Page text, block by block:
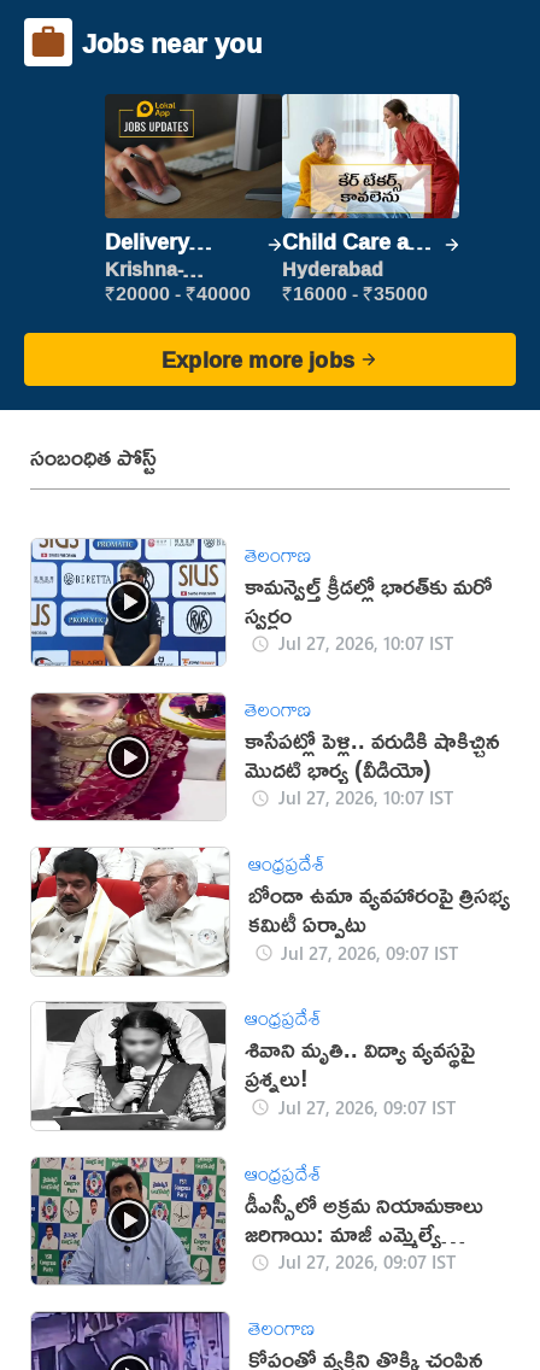
Jobs near you
Delivery
Executive
Krishna-
vijayawada
₹20000 - ₹40000
Child Care and
Patient care
Hyderabad
₹16000 - ₹35000
Explore more jobs
సంబంధిత పోస్ట్
తెలంగాణ
కామన్వెల్త్ క్రీడల్లో భారత్‌కు మరో
స్వర్ణం
Jul 27, 2026, 10:07 IST
తెలంగాణ
కాసేపట్లో పెళ్లి.. వరుడికి షాకిచ్చిన
మొదటి భార్య (వీడియో)
Jul 27, 2026, 10:07 IST
ఆంధ్రప్రదేశ్
బోండా ఉమా వ్యవహారంపై త్రిసభ్య
కమిటీ ఏర్పాటు
Jul 27, 2026, 09:07 IST
ఆంధ్రప్రదేశ్
శివాని మృతి.. విద్యా వ్యవస్థపై
ప్రశ్నలు!
Jul 27, 2026, 09:07 IST
ఆంధ్రప్రదేశ్
డీఎస్సీలో అక్రమ నియామకాలు
జరిగాయి: మాజీ ఎమ్మెల్యే
(వీడియో)
Jul 27, 2026, 09:07 IST
తెలంగాణ
కోపంతో వ్యక్తిని తొక్కి చంపిన